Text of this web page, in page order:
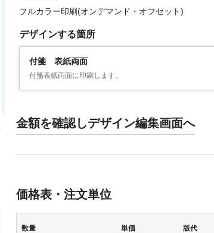
フルカラー印刷(オンデマンド・オフセット)
デザインする箇所
付箋 表紙両面
付箋表紙両面に印刷します。
金額を確認しデザイン編集画面へ
価格表・注文単位
数量 単価 版代